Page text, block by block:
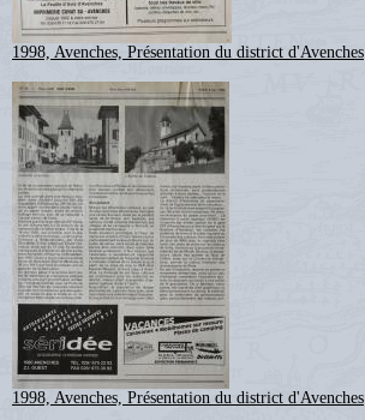
1998, Avenches, Présentation du district d'Avenches
1998, Avenches, Présentation du district d'Avenches